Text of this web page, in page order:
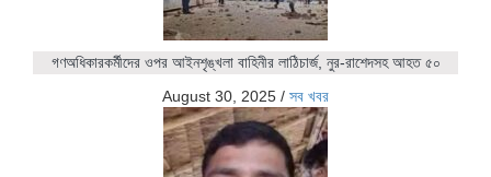
গণঅধিকারকর্মীদের ওপর আইনশৃঙ্খলা বাহিনীর লাঠিচার্জ, নুর-রাশেদসহ আহত ৫০
August 30, 2025 / সব খবর